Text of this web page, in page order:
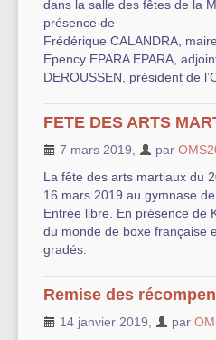
dans la salle des fêtes de la
présence de
Frédérique CALANDRA,
Epency EPARA EPARA,
DEROUSSEN, président de
FETE DES ARTS
7 mars 2019 par
La fête des arts martiaux du
16 mars 2019 au gymnase
Entrée libre. En présence de
du monde de boxe française
gradés.
Remise des
14 janvier 2019 par